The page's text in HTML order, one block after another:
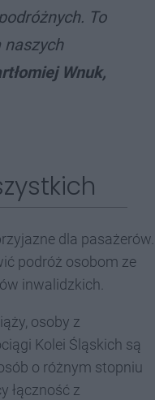
To
Wnuk,
dla pasażerów.
podróż osobom ze
inwalidzkich.
osoby z
Kolei Śląskich są
o różnym stopniu
łączność z